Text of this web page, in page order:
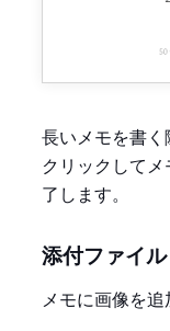
長いメモを書
クリックして
了します。
添付ファイル
メモに画像を追